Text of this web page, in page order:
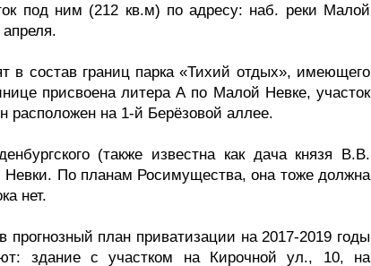
под ним (212 кв.м) по адресу: наб. реки Малой
в состав границ парка «Тихий отдых», имеющего
присвоена литера А по Малой Невке, участок
расположен на 1-й Берёзовой аллее.
(также известна как дача князя В.В.
Невки. По планам Росимущества, она тоже должна
нет.
план приватизации на 2017-2019 годы
здание с участком на Кирочной ул., 10, на